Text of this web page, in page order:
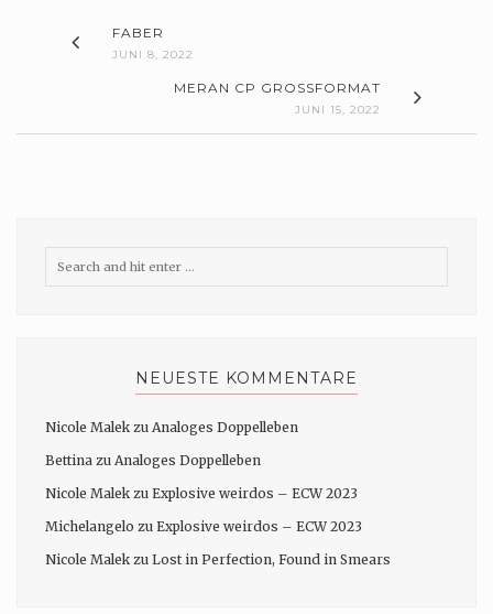
FABER
JUNI 8, 2022
MERAN CP GROSSFORMAT
JUNI 15, 2022
NEUESTE KOMMENTARE
Nicole Malek zu Analoges Doppelleben
Bettina zu Analoges Doppelleben
Nicole Malek zu Explosive weirdos – ECW 2023
Michelangelo zu Explosive weirdos – ECW 2023
Nicole Malek zu Lost in Perfection, Found in Smears